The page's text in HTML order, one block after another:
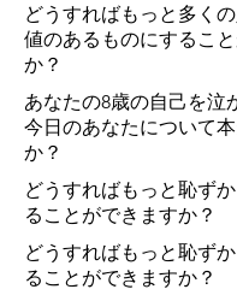
どうすればもっと多く
値のあるものにするこ
か？
あなたの8歳の自己を泣
今日のあなたについて
か？
どうすればもっと恥ず
ることができますか？
どうすればもっと恥ず
ることができますか？